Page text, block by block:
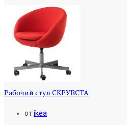
Рабочий стул СКРУВСТА
отikea